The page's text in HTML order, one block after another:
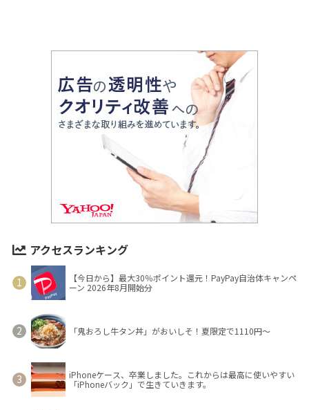
アクセスランキング
【今日から】最大30％ポイント還元！PayPay自治体キャンペ
ーン 2026年8月開始分
「鬼おろし牛タン丼」がおいしそ！夏限定で1110円～
iPhoneケース、卒業しました。これからは最高に使いやすい
「iPhoneバック」で生きていきます。